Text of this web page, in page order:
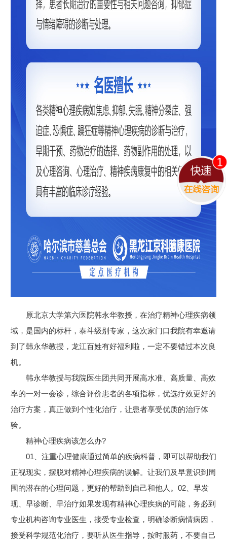
原北京大学第六医院韩永华教授，在治疗精神心理疾病领
域，是国内的标杆，泰斗级别专家，这次家门口我院有幸邀请
到了韩永华教授，龙江百姓有好福利啦，一定不要错过本次良
机。
韩永华教授与我院医生团共同开展高水准、高质量、高效
率的一对一会诊，综合评价患者的各项指标，优选疗效更好的
治疗方案，真正做到个性化治疗，让患者享受优质的治疗体
验。
精神心理疾病该怎么办?
01、注重心理健康通过简单的疾病科普，即可以帮助我们
正视现实，摆脱对精神心理疾病的误解。让我们及早意识到周
围的潜在的心理问题，更好的帮助到自己和他人。02、早发
现、早诊断、早治疗如果发现有精神心理疾病的可能，务必到
专业机构咨询专业医生，接受专业检查，明确诊断病情病因，
接受科学规范化治疗，要听从医生指导，按时服药，不要自己